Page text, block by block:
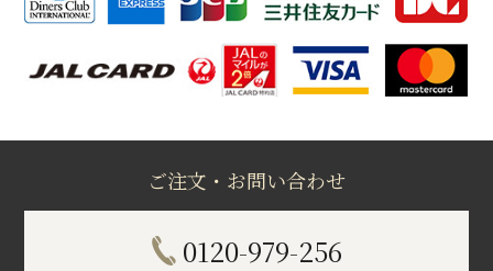
ご注文・お問い合わせ
0120-979-256